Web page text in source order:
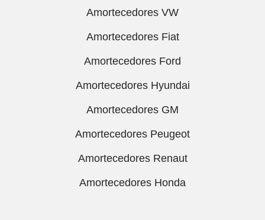
Amortecedores VW
Amortecedores Fiat
Amortecedores Ford
Amortecedores Hyundai
Amortecedores GM
Amortecedores Peugeot
Amortecedores Renaut
Amortecedores Honda